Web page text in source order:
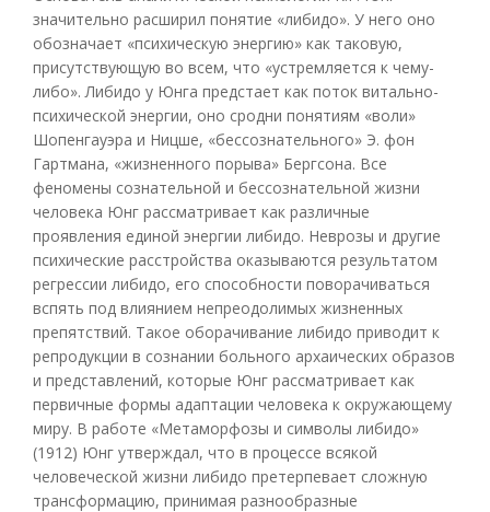
значительно расширил понятие «либидо». У него оно
обозначает «психическую энергию» как таковую,
присутствующую во всем, что «устремляется к чему-
либо». Либидо у Юнга предстает как поток витально-
психической энергии, оно сродни понятиям «воли»
Шопенгауэра и Ницше, «бессознательного» Э. фон
Гартмана, «жизненного порыва» Бергсона. Все
феномены сознательной и бессознательной жизни
человека Юнг рассматривает как различные
проявления единой энергии либидо. Неврозы и другие
психические расстройства оказываются результатом
регрессии либидо, его способности поворачиваться
вспять под влиянием непреодолимых жизненных
препятствий. Такое оборачивание либидо приводит к
репродукции в сознании больного архаических образов
и представлений, которые Юнг рассматривает как
первичные формы адаптации человека к окружающему
миру. В работе «Метаморфозы и символы либидо»
(1912) Юнг утверждал, что в процессе всякой
человеческой жизни либидо претерпевает сложную
трансформацию, принимая разнообразные